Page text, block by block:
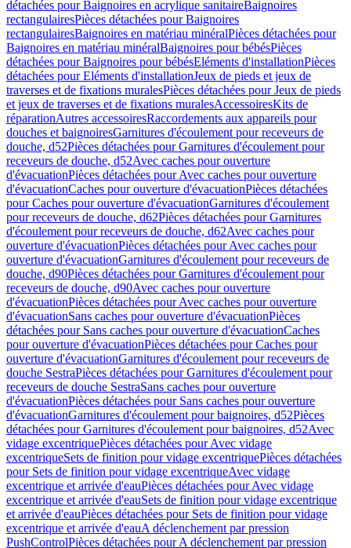
détachées pour Baignoires en acrylique sanitaireBaignoires
rectangulairesPièces détachées pour Baignoires
rectangulairesBaignoires en matériau minéralPièces détachées pour
Baignoires en matériau minéralBaignoires pour bébésPièces
détachées pour Baignoires pour bébésEléments d'installationPièces
détachées pour Eléments d'installationJeux de pieds et jeux de
traverses et de fixations muralesPièces détachées pour Jeux de pieds
et jeux de traverses et de fixations muralesAccessoiresKits de
réparationAutres accessoiresRaccordements aux appareils pour
douches et baignoiresGarnitures d'écoulement pour receveurs de
douche, d52Pièces détachées pour Garnitures d'écoulement pour
receveurs de douche, d52Avec caches pour ouverture
d'évacuationPièces détachées pour Avec caches pour ouverture
d'évacuationCaches pour ouverture d'évacuationPièces détachées
pour Caches pour ouverture d'évacuationGarnitures d'écoulement
pour receveurs de douche, d62Pièces détachées pour Garnitures
d'écoulement pour receveurs de douche, d62Avec caches pour
ouverture d'évacuationPièces détachées pour Avec caches pour
ouverture d'évacuationGarnitures d'écoulement pour receveurs de
douche, d90Pièces détachées pour Garnitures d'écoulement pour
receveurs de douche, d90Avec caches pour ouverture
d'évacuationPièces détachées pour Avec caches pour ouverture
d'évacuationSans caches pour ouverture d'évacuationPièces
détachées pour Sans caches pour ouverture d'évacuationCaches
pour ouverture d'évacuationPièces détachées pour Caches pour
ouverture d'évacuationGarnitures d'écoulement pour receveurs de
douche SestraPièces détachées pour Garnitures d'écoulement pour
receveurs de douche SestraSans caches pour ouverture
d'évacuationPièces détachées pour Sans caches pour ouverture
d'évacuationGarnitures d'écoulement pour baignoires, d52Pièces
détachées pour Garnitures d'écoulement pour baignoires, d52Avec
vidage excentriquePièces détachées pour Avec vidage
excentriqueSets de finition pour vidage excentriquePièces détachées
pour Sets de finition pour vidage excentriqueAvec vidage
excentrique et arrivée d'eauPièces détachées pour Avec vidage
excentrique et arrivée d'eauSets de finition pour vidage excentrique
et arrivée d'eauPièces détachées pour Sets de finition pour vidage
excentrique et arrivée d'eauA déclenchement par pression
PushControlPièces détachées pour A déclenchement par pression